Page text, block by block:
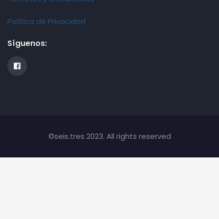
Política de Privacidad
Síguenos:
©seis.tres 2023. All rights reserved